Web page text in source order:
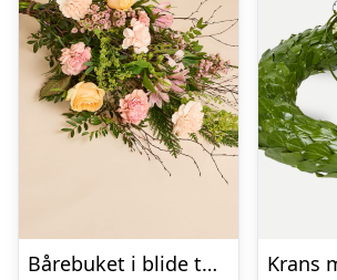
Bårebuket i blide toner